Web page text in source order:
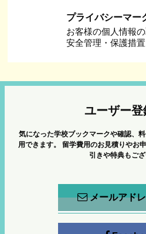
プライバシーマー
お客様の個人情報
安全管理・保護措置
ユーザー登
気になった学校ブックマークや確認、
用できます。
留学費用のお見積りやお
引きや特典もござ
メールアド